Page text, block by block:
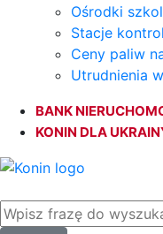
Ośrodki
Stacje
Ceny paliw
Utrudnienia
BANK
KONIN DLA